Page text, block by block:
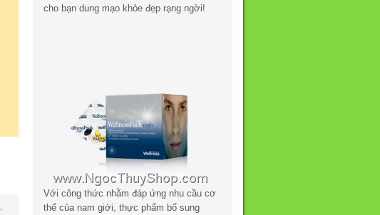
cho bạn dung mạo khỏe đẹp rạng ngời!
Với công thức nhằm đáp ứng nhu cầu cơ
thể của nam giới, thực phẩm bổ sung